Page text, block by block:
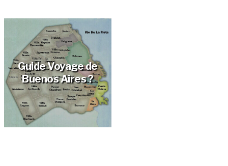
Guide Voyage de
Buenos Aires ?